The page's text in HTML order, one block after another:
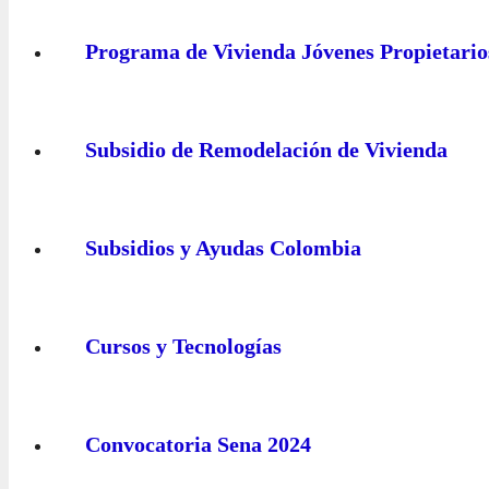
Programa de Vivienda Jóvenes
Subsidio de Remodelación de Vivienda
Subsidios y Ayudas Colombia
Cursos y Tecnologías
Convocatoria Sena 2024